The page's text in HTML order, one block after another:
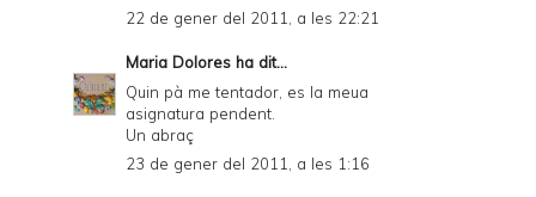
22 de gener del 2011, a les 22:21
Maria Dolores ha dit...
Quin pà me tentador, es la meua
asignatura pendent.
Un abraç
23 de gener del 2011, a les 1:16